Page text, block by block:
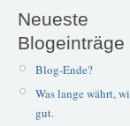
Neueste
Blogeinträge
Blog-Ende?
Was lange währt,
gut.